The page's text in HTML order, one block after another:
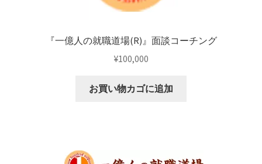
『一億人の就職道場(R)』面談コーチング
¥100,000
お買い物カゴに追加